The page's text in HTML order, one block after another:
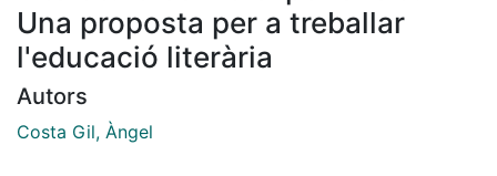
Una proposta per a treballar
l'educació literària
Autors
Costa Gil, Àngel